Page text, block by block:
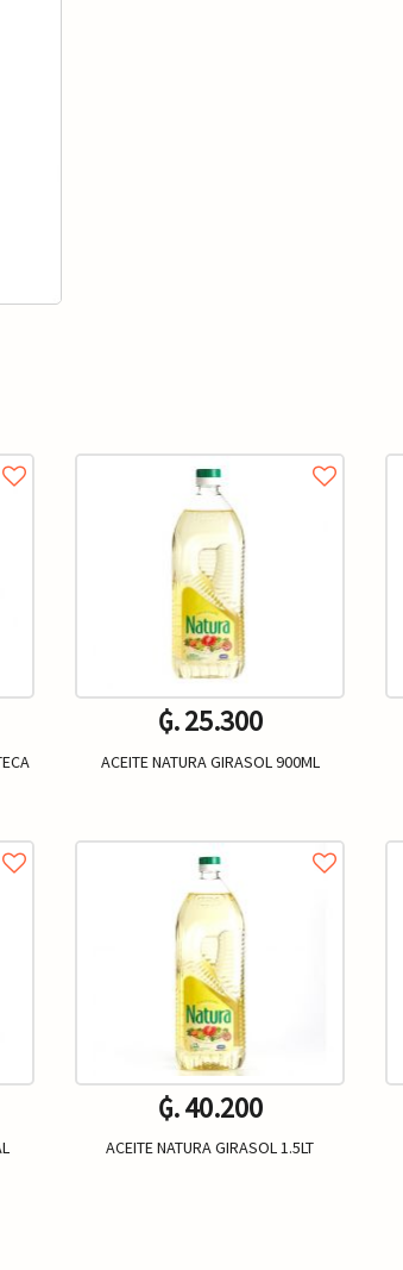
₲. 25.300
ACEITE NATURA GIRASOL 900ML
₲. 40.200
ACEITE NATURA GIRASOL 1.5LT